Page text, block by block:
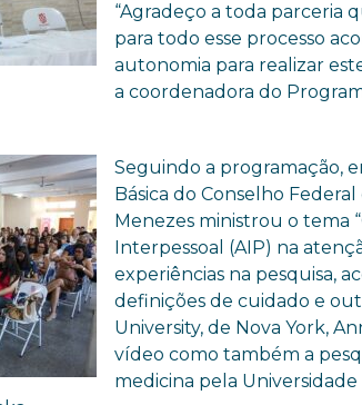
“Agradeço a toda parceria
para todo esse processo
autonomia para realizar
a coordenadora do
Seguindo a programação,
Básica do Conselho
Menezes ministrou o tema
Interpessoal (AIP) na
experiências na pesquisa,
definições de cuidado e
University, de Nova York,
vídeo como também a
medicina pela